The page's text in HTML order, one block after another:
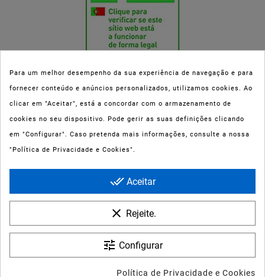
VICHY MINÉRAL 89 50ML
Esta parafarmácia (Farmaoli) encontra-se autorizada pelo INFARMED
(registo nº 00078/2020) para a dispensa de Medicamentos Não
Sujeitos a Receita Médica (MNSRM) e produtos de saúde e bem-estar
ao domicílio e através da internet. Os Medicamentos Não Sujeitos a
Maia, Matosinhos, Gondomar e Vila Nova de Gaia.
© 2022 - Farmaoli - Soc. Uni. Lda
Para um melhor desempenho da sua experiência de navegação e para
fornecer conteúdo e anúncios personalizados, utilizamos cookies. Ao
clicar em "Aceitar", está a concordar com o armazenamento de
cookies no seu dispositivo. Pode gerir as suas definições clicando
em "Configurar". Caso pretenda mais informações, consulte a nossa
"Política de Privacidade e Cookies".
done_all Aceitar
clear Rejeite.
tune Configurar
Política de Privacidade e Cookies